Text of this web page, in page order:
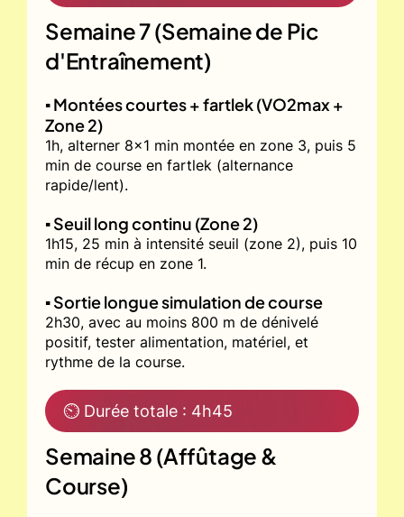
Semaine 7 (Semaine de Pic
d'Entraînement)
▪️ Montées courtes + fartlek (VO2max +
Zone 2)
1h, alterner 8x1 min montée en zone 3, puis 5
min de course en fartlek (alternance
rapide/lent).
▪️ Seuil long continu (Zone 2)
1h15, 25 min à intensité seuil (zone 2), puis 10
min de récup en zone 1.
▪️ Sortie longue simulation de course
2h30, avec au moins 800 m de dénivelé
positif, tester alimentation, matériel, et
rythme de la course.
⏲ Durée totale : 4h45
Semaine 8 (Affûtage &
Course)